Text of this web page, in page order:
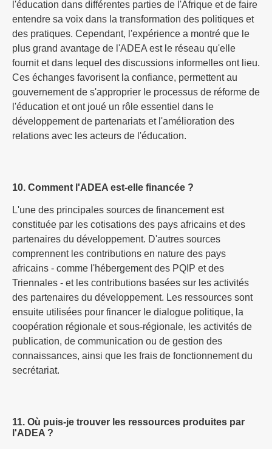
l'éducation dans différentes parties de l'Afrique et de faire
entendre sa voix dans la transformation des politiques et
des pratiques. Cependant, l'expérience a montré que le
plus grand avantage de l'ADEA est le réseau qu'elle
fournit et dans lequel des discussions informelles ont lieu.
Ces échanges favorisent la confiance, permettent au
gouvernement de s'approprier le processus de réforme de
l'éducation et ont joué un rôle essentiel dans le
développement de partenariats et l'amélioration des
relations avec les acteurs de l'éducation.
10. Comment l'ADEA est-elle financée ?
L'une des principales sources de financement est
constituée par les cotisations des pays africains et des
partenaires du développement. D'autres sources
comprennent les contributions en nature des pays
africains - comme l'hébergement des PQIP et des
Triennales - et les contributions basées sur les activités
des partenaires du développement. Les ressources sont
ensuite utilisées pour financer le dialogue politique, la
coopération régionale et sous-régionale, les activités de
publication, de communication ou de gestion des
connaissances, ainsi que les frais de fonctionnement du
secrétariat.
11. Où puis-je trouver les ressources produites par
l'ADEA ?